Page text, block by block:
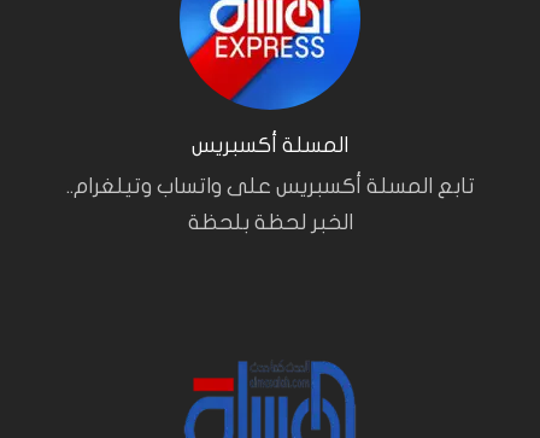
المسلة أكسبريس
تابع المسلة أكسبريس على واتساب وتيلغرام..
الخبر لحظة بلحظة